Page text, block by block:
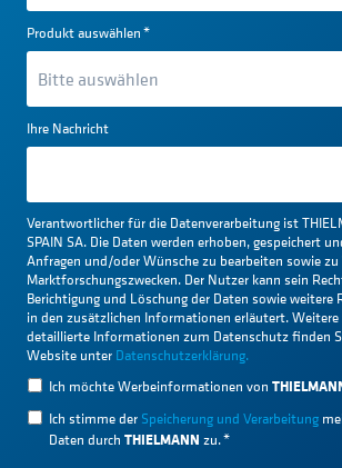
Produkt auswählen*
Ihre Nachricht
Verantwortlicher für die Datenverarbeitung ist
SPAIN SA. Die Daten werden erhoben, gespeichert
Anfragen und/oder Wünsche zu bearbeiten sowie
Marktforschungszwecken. Der Nutzer kann sein
Berichtigung und Löschung der Daten sowie weitere
in den zusätzlichen Informationen erläutert.
detaillierte Informationen zum Datenschutz finden
Website unter Datenschutzerklärung.
Ich möchte Werbeinformationen von
Ich stimme der Speicherung und Verarbeitung
Daten durch THIELMANN zu.*